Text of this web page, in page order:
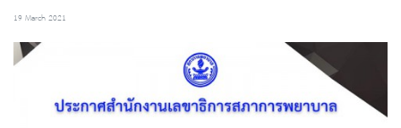
19 March 2021